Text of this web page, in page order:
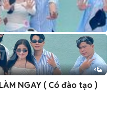
4
NGAY ( Có đào tạo )